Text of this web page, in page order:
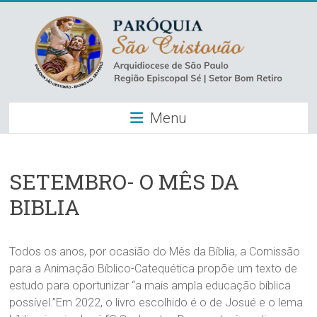
content
Paróquia
São
–
Luz
de
São
Paulo
–
Menu
SETEMBRO- O MÊS DA
BIBLIA
Todos os anos, por ocasião do Mês da Bíblia, a Comissão
para a Animação Bíblico-Catequética propõe um texto de
estudo para oportunizar “a mais ampla educação bíblica
possível.”Em 2022, o livro escolhido é o de Josué e o lema